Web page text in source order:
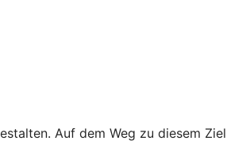
Auf dem Weg zu diesem Ziel